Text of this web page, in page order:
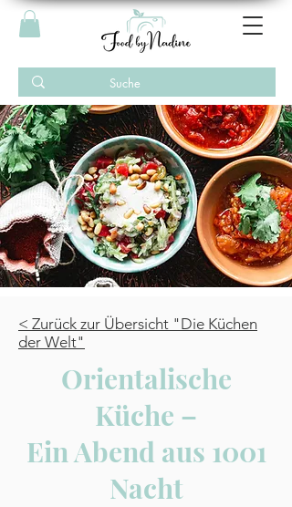
< Zurück zur Übersicht "Die Küchen
der Welt"
Orientalische
Küche –
Ein Abend aus 1001
Nacht